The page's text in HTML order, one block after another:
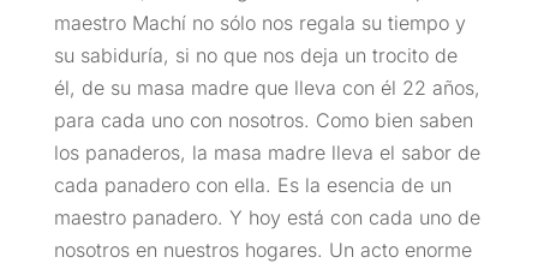
maestro Machí no sólo nos regala su tiempo y
su sabiduría, si no que nos deja un trocito de
él, de su masa madre que lleva con él 22 años,
para cada uno con nosotros. Como bien saben
los panaderos, la masa madre lleva el sabor de
cada panadero con ella. Es la esencia de un
maestro panadero. Y hoy está con cada uno de
nosotros en nuestros hogares. Un acto enorme